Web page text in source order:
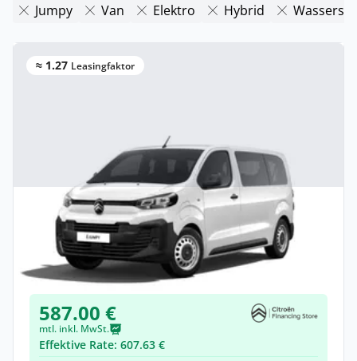
Jumpy Van Elektro Hybrid
≈ 1.27 Leasingfaktor
Privat & Gewerbe
Citroën Jumpy Kombi Kombi (Länge M)
Elektro •Automatik •
Neuwagen(konfigurierbar)
587.00 €
mtl. inkl. MwSt.
Effektive Rate: 607.63 €